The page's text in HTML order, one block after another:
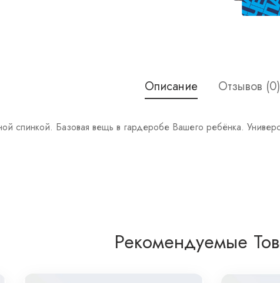
Описание Отзывов (0)
спинкой. Базовая вещь в гардеробе Вашего ребёнка.
Рекомендуемые